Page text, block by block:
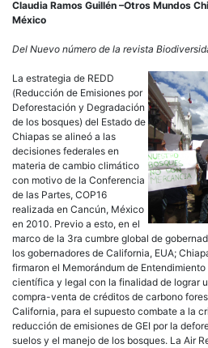
Claudia Ramos Guillén –Otros Mundos
México
Del Nuevo número de la revista
La estrategia de REDD
(Reducción de Emisiones por
Deforestación y Degradación
de los bosques) del Estado de
Chiapas se alineó a las
decisiones federales en
materia de cambio climático
con motivo de la Conferencia
de las Partes, COP16
realizada en Cancún, México
en 2010. Previo a esto, en el
marco de la 3ra cumbre global de
los gobernadores de California, EUA;
firmaron el Memorándum de
científica y legal con la finalidad de lograr
compra-venta de créditos de carbono
California, para el supuesto combate a la
reducción de emisiones de GEI por la
suelos y el manejo de los bosques. La Air